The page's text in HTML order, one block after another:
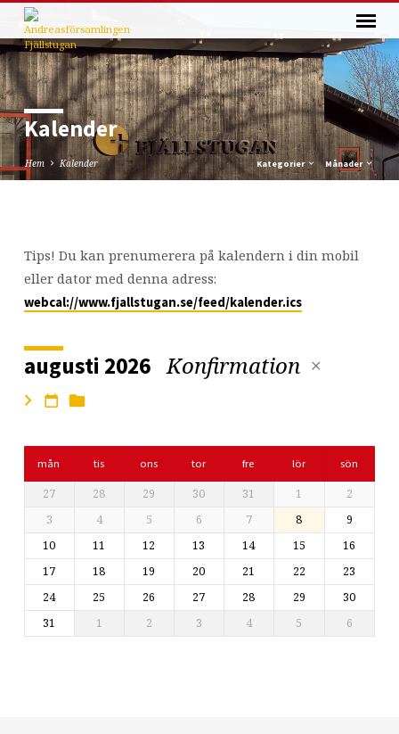
Kalender
Hem Kalender Kategorier Månader
Kalender
Tips! Du kan prenumerera på kalendern i din mobil
eller dator med denna adress:
webcal://www.fjallstugan.se/feed/kalender.ics
augusti 2026 Konfirmation
mån tis ons tor fre lör sön
27 28 29 30 31 1
2
3
4 5 6 7 8
9
10
11 12 13 14 15
16
17
18 19 20 21 22
23
24
25 26 27 28 29
30
31
1 2 3 4 5 6